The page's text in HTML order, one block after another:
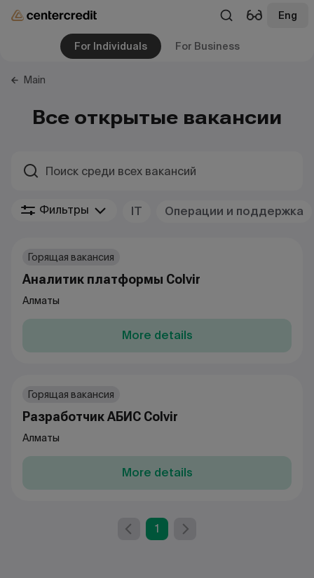
Eng
For Individuals For Business
Main
Все открытые вакансии
Фильтры IT Операции и поддержка
Горящая вакансия
Аналитик платформы Colvir
Алматы
More details
Горящая вакансия
Разработчик АБИС Colvir
Алматы
More details
1